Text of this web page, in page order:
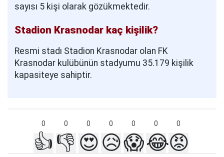
sayısı 5 kişi olarak gözükmektedir.
Stadion Krasnodar kaç kişilik?
Resmi stadı Stadion Krasnodar olan FK
Krasnodar kulübünün stadyumu 35.179 kişilik
kapasiteye sahiptir.
0 0 0 0 0 0 0
👍 👎 😍😥😱😂😡